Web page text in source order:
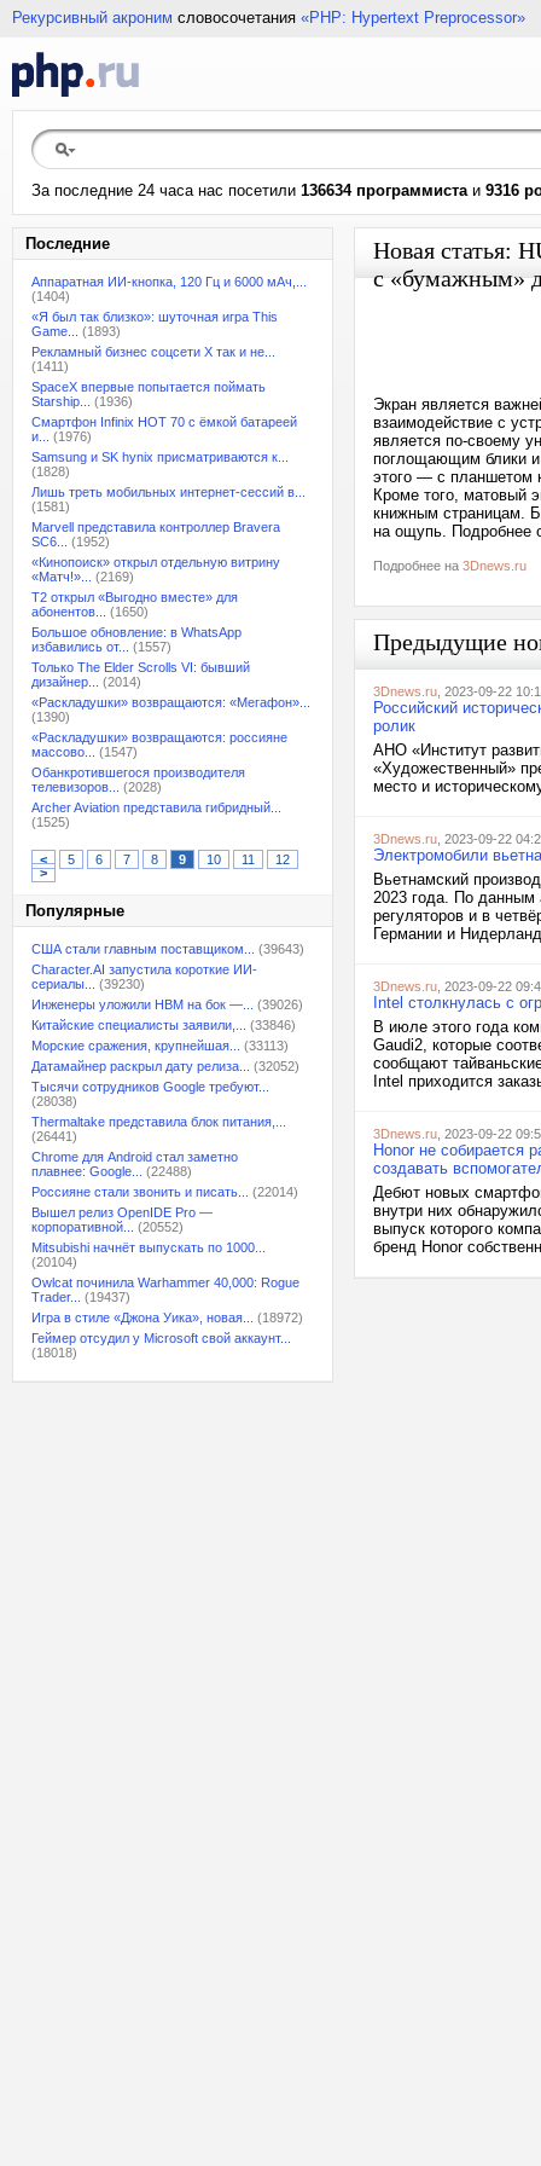
Рекурсивный акроним словосочетания «PHP: Hypertext Preprocessor»
За последние 24 часа нас посетили 136634 программистаи 9316
Последние
Аппаратная ИИ-кнопка, 120 Гц и 6000 мАч,...
(1404)
«Я был так близко»: шуточная игра This
Game...
(1893)
Рекламный бизнес соцсети X так и не...
(1411)
SpaceX впервые попытается поймать
Starship...
(1936)
Смартфон Infinix HOT 70 с ёмкой батареей
и...
(1976)
Samsung и SK hynix присматриваются к...
(1828)
Лишь треть мобильных интернет-сессий в...
(1581)
Marvell представила контроллер Bravera
SC6...
(1952)
«Кинопоиск» открыл отдельную витрину
«Матч!»...
(2169)
T2 открыл «Выгодно вместе» для
абонентов...
(1650)
Большое обновление: в WhatsApp
избавились от...
(1557)
Только The Elder Scrolls VI: бывший
дизайнер...
(2014)
«Раскладушки» возвращаются: «Мегафон»...
(1390)
«Раскладушки» возвращаются: россияне
массово...
(1547)
Обанкротившегося производителя
телевизоров...
(2028)
Archer Aviation представила гибридный...
(1525)
< 5 6 7 8 9 10 11
12
>
Популярные
США стали главным поставщиком...
(39643)
Character.AI запустила короткие ИИ-
сериалы...
(39230)
Инженеры уложили HBM на бок —...
(39026)
Китайские специалисты заявили,...
(33846)
Морские сражения, крупнейшая...
(33113)
Датамайнер раскрыл дату релиза...
(32052)
Тысячи сотрудников Google требуют...
(28038)
Thermaltake представила блок питания,...
(26441)
Chrome для Android стал заметно
плавнее: Google...
(22488)
Россияне стали звонить и писать...
(22014)
Вышел релиз OpenIDE Pro —
корпоративной...
(20552)
Mitsubishi начнёт выпускать по 1000...
(20104)
Owlcat починила Warhammer 40,000: Rogue
Trader...
(19437)
Игра в стиле «Джона Уика», новая...
(18972)
Геймер отсудил у Microsoft свой аккаунт...
(18018)
Новая статья:
с «бумажным»
Экран является
взаимодействие с
является по-своему
поглощающим блики и
этого — с планшетом
Кроме того, матовый
книжным страницам.
на ощупь. Подробнее
Подробнее на 3Dnews.ru
Предыдущие
3Dnews.ru , 2023-09-22
Российский
ролик
АНО «Институт
«Художественный»
место и
3Dnews.ru , 2023-09-22
Электромобили
Вьетнамский
2023 года. По данным
регуляторов и в
Германии и
3Dnews.ru , 2023-09-22
Intel столкнулась с
В июле этого года
Gaudi2, которые
сообщают
Intel приходится
3Dnews.ru , 2023-09-22
Honor не собирается
создавать
Дебют новых
внутри них
выпуск которого
бренд Honor